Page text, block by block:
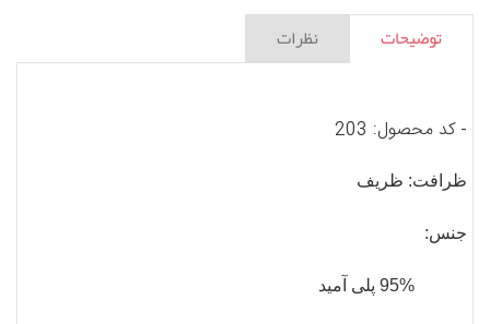
توضیحات نظرات
- کد محصول: 203
ظرافت: ظریف
جنس:
95% پلی آمید